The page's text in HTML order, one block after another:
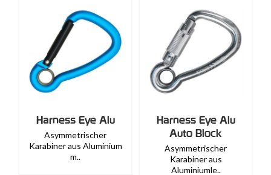
Harness Eye Alu
Asymmetrischer
Karabiner aus Aluminium
m..
Harness Eye Alu
Auto Block
Asymmetrischer
Karabiner aus
Aluminiumle..